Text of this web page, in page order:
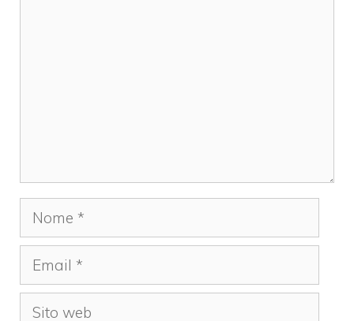
Nome
Email
Sito